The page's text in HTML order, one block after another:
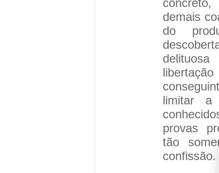
demais
do
limitar a
provas
tão
confissão.